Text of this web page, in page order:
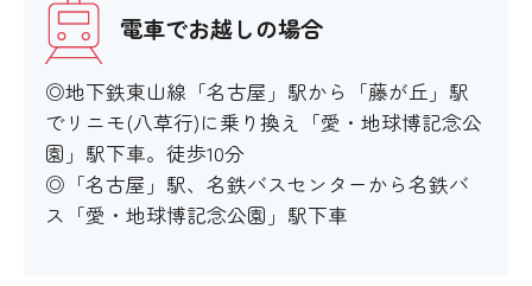
電車でお越しの場合
◎地下鉄東山線「名古屋」駅から「藤が丘」駅
でリニモ(八草行)に乗り換え「愛・地球博記念公
園」駅下車。徒歩10分
◎「名古屋」駅、名鉄バスセンターから名鉄バ
ス「愛・地球博記念公園」駅下車